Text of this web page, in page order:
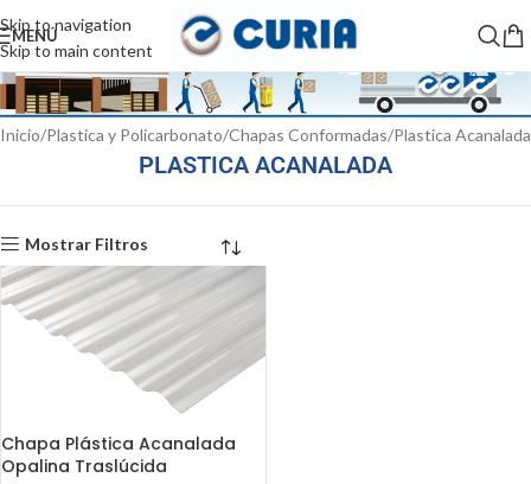
Skip to navigation
Skip to main content
MENÚ
Inicio Plastica y Policarbonato Chapas Conformadas Plastica Acanalada
PLASTICA ACANALADA
Mostrar Filtros
Chapa Plástica Acanalada
Opalina Traslúcida